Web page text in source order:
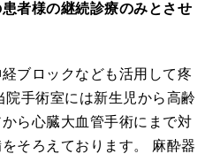
者様の継続診療のみとさせ
ブロックなども活用して疼
手術室には新生児から高齢
ら心臓大血管手術にまで対
そろえております。 麻酔器